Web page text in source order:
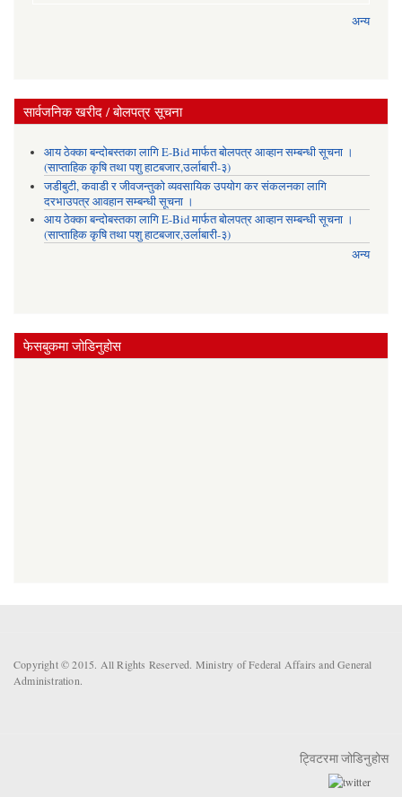
अन्य
सार्वजनिक खरीद / बोलपत्र सूचना
आय ठेक्का बन्दोबस्तका लागि E-Bid मार्फत बोलपत्र आव्हान सम्बन्धी सूचना ।
(साप्ताहिक कृषि तथा पशु हाटबजार,उर्लाबारी-३)
जडीबुटी, कवाडी र जीवजन्तुको व्यवसायिक उपयोग कर संकलनका लागि
दरभाउपत्र आवहान सम्बन्धी सूचना ।
आय ठेक्का बन्दोबस्तका लागि E-Bid मार्फत बोलपत्र आव्हान सम्बन्धी सूचना ।
(साप्ताहिक कृषि तथा पशु हाटबजार,उर्लाबारी-३)
अन्य
फेसबुकमा जोडिनुहोस
Copyright © 2015. All Rights Reserved. Ministry of Federal Affairs and General
Administration.
ट्विटरमा जोडिनुहोस